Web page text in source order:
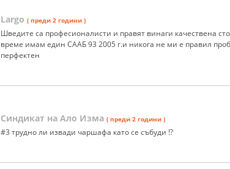
Largo ( преди 2 години )
Шведите са професионалисти и правят винаги качествена
време имам един СААБ 93 2005 г.и никога не ми е правил
перфектен
Синдикат на Ало Изма ( преди 2 години )
#3 трудно ли извади чаршафа като се събуди !?